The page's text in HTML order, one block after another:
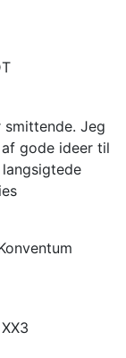
Jeg
gode ideer til